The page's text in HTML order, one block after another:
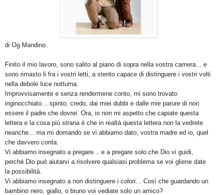
di Og Mandino
Finito il mio lavoro, sono salito al piano di sopra nella vostra camera... e
sono rimasto li fra i vostri letti, a stento capace di distinguere i vostri volti
nella debole luce notturna.
Improvvisamente e senza rendermene conto, mi sono trovato
inginocchiato... spinto, credo, dai miei dubbi e dalle mie parure di non
essere il padre che dovrei. Ora, io non mi aspetto che capiate questa
lettera e la cosa più strana è che in realtà questa lettera non la vedrete
neanche... ma mi domando se vi abbiamo dato, vostra madre ed io, quel
che davvero conta.
Vi abbiamo insegnato a pregare... e a pregare solo che Dio vi guidi,
perché Dio può aiutarvi a risolvere qualsiasi problema se voi gliene date
la possibilità.
Vi abbiamo insegnato a non distinguere i colori... Così che guardando un
bambino nero, giallo, o bruno voi vediate solo un amico?